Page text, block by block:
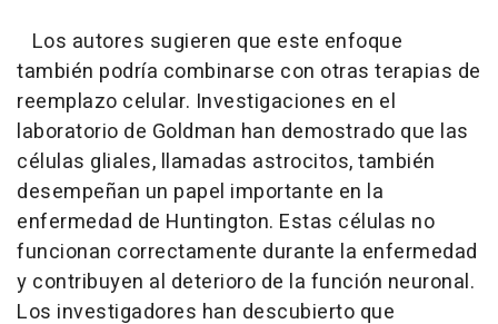
Los autores sugieren que este enfoque
también podría combinarse con otras terapias de
reemplazo celular. Investigaciones en el
laboratorio de Goldman han demostrado que las
células gliales, llamadas astrocitos, también
desempeñan un papel importante en la
enfermedad de Huntington. Estas células no
funcionan correctamente durante la enfermedad
y contribuyen al deterioro de la función neuronal.
Los investigadores han descubierto que